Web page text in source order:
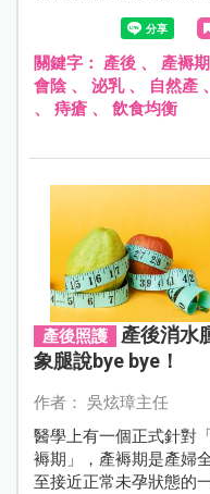
健康與活力！
關鍵字： 產後、 產褥期
會陰、 泌乳、 自然產
、 痔瘡、 飲食均衡
產後照護
產後消水
象腿說bye bye！
作者： 吳炫璋主任
醫學上有一個正式針對
褥期」，產褥期是產婦
至接近正常未孕狀態的